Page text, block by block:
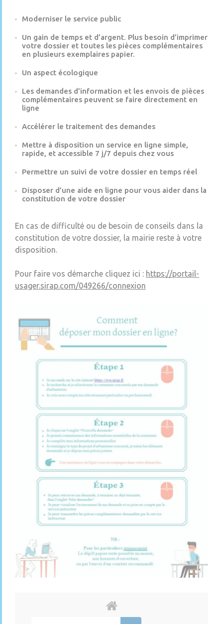
Moderniser le service public
Un gain de temps et d’argent. Plus besoin d’imprimer
votre dossier et toutes les pièces complémentaires
en plusieurs exemplaires papier.
Un aspect écologique
Les demandes d’information et les envois de pièces
complémentaires peuvent se faire directement en
ligne
Accélérer le traitement des demandes
Mettre à disposition un service en ligne simple,
rapide, et accessible 7 j/7 depuis chez vous
Permettre un suivi de votre dossier en temps réel
Disposer d’une aide en ligne pour vous aider dans la
constitution de votre dossier
En cas de difficulté ou de besoin de conseils dans la
constitution de votre dossier, la mairie reste à votre
disposition.
Pour faire vos démarche cliquez ici : https://portail-
usager.sirap.com/049266/connexion